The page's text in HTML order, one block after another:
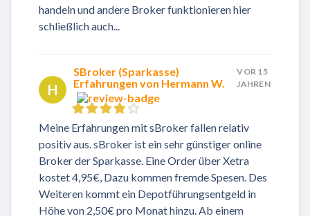
handeln und andere Broker funktionieren hier
schließlich auch...
H
SBroker (Sparkasse)
Erfahrungen von Hermann W.
VOR 15
JAHREN
Meine Erfahrungen mit sBroker fallen relativ
positiv aus. sBroker ist ein sehr günstiger online
Broker der Sparkasse. Eine Order über Xetra
kostet 4,95€, Dazu kommen fremde Spesen. Des
Weiteren kommt ein Depotführungsentgeld in
Höhe von 2,50€ pro Monat hinzu. Ab einem